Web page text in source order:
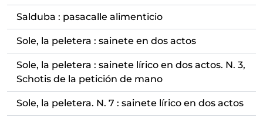
Salduba : pasacalle alimenticio
Sole, la peletera : sainete en dos actos
Sole, la peletera : sainete lírico en dos actos. N. 3,
Schotis de la petición de mano
Sole, la peletera. N. 7 : sainete lírico en dos actos